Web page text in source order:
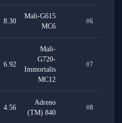
#6
Mali-G615
MC6
8.30
#7
Mali-
G720-
Immortalis
MC12
6.92
#8
Adreno
(TM) 840
4.56